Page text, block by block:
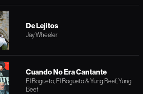
De Lejitos
Jay Wheeler
Cuando No Era Cantante
El Bogueto, El Bogueto & Yung Beef, Yung
Beef